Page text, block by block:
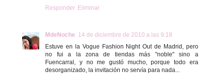
Responder Eliminar
MdeNoche 14 de diciembre de 2010 a las 9:18
Estuve en la Vogue Fashion Night Out de Madrid, pero
no fui a la zona de tiendas más "noble" sino a
Fuencarral, y no me gustó mucho, porque todo era
desorganizado, la invitación no servía para nada...